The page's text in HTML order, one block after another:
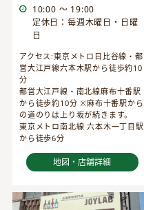
10:00 ～ 19:00
定休日：毎週木曜日・日曜
日
アクセス:東京メトロ日比谷線・都
営大江戸線六本木駅から徒歩約10
分
都営大江戸線・南北線麻布十番駅
から徒歩約10分 ※麻布十番駅から
の道のりは上り坂が続きます。
東京メトロ南北線 六本木一丁目駅
から徒歩6分
地図・店舗詳細